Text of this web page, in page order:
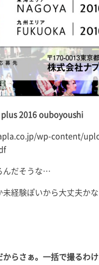
2016 ouboyoushi
wp-content/
んだそうな…
未経験ぽいから大丈夫か
からさぁ。一括で撮るわ